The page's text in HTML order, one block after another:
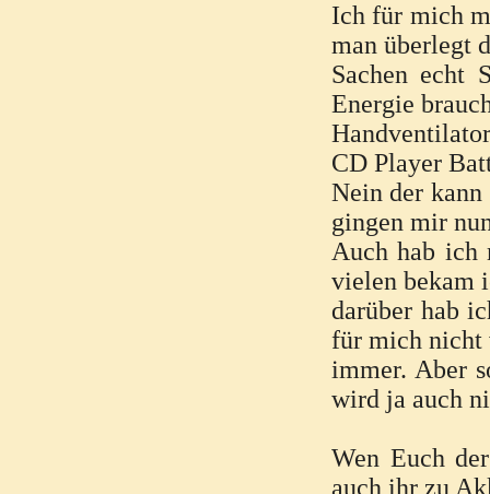
Ich für mich
man überlegt
Sachen echt
Energie
CD Player
Nein der kann
gingen mir
Auch hab ich
vielen bekam
darüber hab
für mich nicht
immer. Aber
wird ja auch
Wen Euch
auch ihr zu